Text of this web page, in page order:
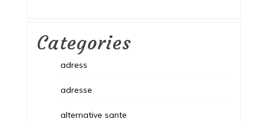
Categories
adress
adresse
alternative sante